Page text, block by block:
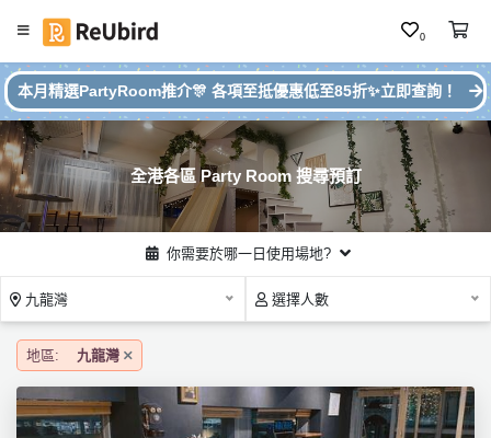
0
繁
中
E
N
登
註
冊
服
#
本
月
P
ar
ty
R
o
推
介
本月精選PartyRoom推介🎊 各項至抵優惠低至85折✨立即查詢！
全港各區 Party Room 搜尋預訂
你需要於哪一日使用場地?
九龍灣 選擇人數
地區: 九龍灣